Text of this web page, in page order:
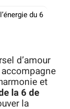
du 6
d’amour
et
la 6 de
la